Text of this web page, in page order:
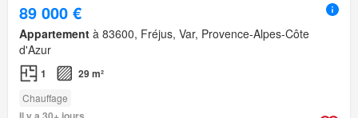
89 000 €
Appartement à 83600, Fréjus, Var, Provence-Alpes-Côte
d'Azur
1 29 m²
Chauffage